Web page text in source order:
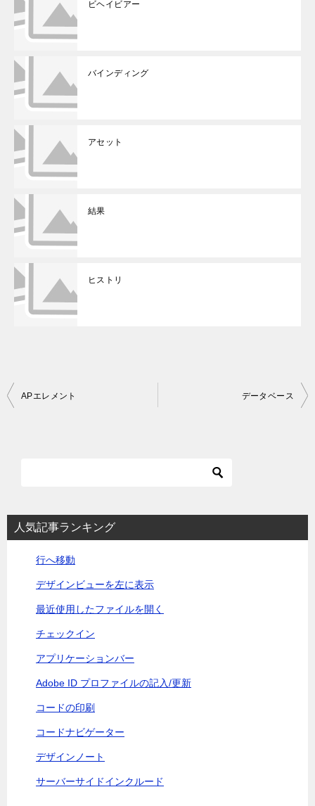
ビヘイビアー
バインディング
アセット
結果
ヒストリ
投
シ
APエレメント データベース
人気記事ランキング
行へ移動
デザインビューを左に表示
最近使用したファイルを開く
チェックイン
アプリケーションバー
Adobe ID プロファイルの記入/更新
コードの印刷
コードナビゲーター
デザインノート
サーバーサイドインクルード